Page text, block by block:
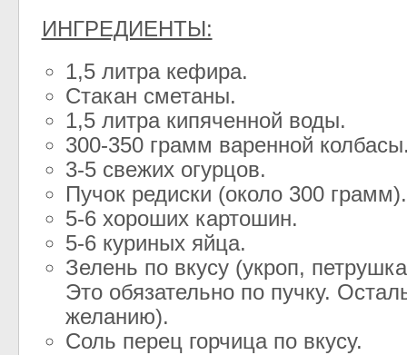
ИНГРЕДИЕНТЫ:
1,5 литра кефира.
Стакан сметаны.
1,5 литра кипяченной воды.
300-350 грамм варенной
3-5 свежих огурцов.
Пучок редиски (около 300 грамм).
5-6 хороших картошин.
5-6 куриных яйца.
Зелень по вкусу (укроп,
Это обязательно по пучку.
желанию).
Соль перец горчица по вкусу.